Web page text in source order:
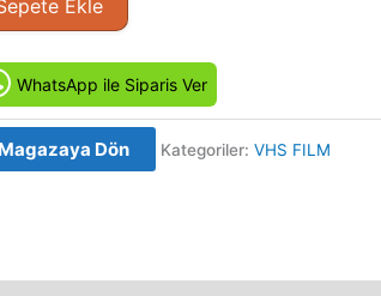
Ekle
WhatsApp ile Siparis Ver
Magazaya Dön Kategoriler: VHS FILM